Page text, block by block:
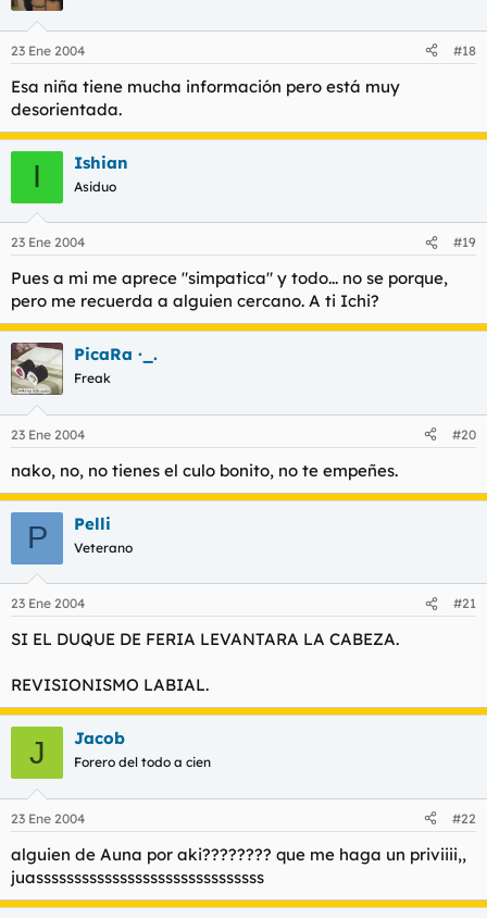
23 Ene 2004 #18
Esa niña tiene mucha información pero está muy
desorientada.
I Ishian
Asiduo
23 Ene 2004 #19
Pues a mi me aprece "simpatica" y todo... no se porque,
pero me recuerda a alguien cercano. A ti Ichi?
PicaRa ·_.
Freak
23 Ene 2004 #20
nako, no, no tienes el culo bonito, no te empeñes.
P Pelli
Veterano
23 Ene 2004 #21
SI EL DUQUE DE FERIA LEVANTARA LA CABEZA.
REVISIONISMO LABIAL.
J Jacob
Forero del todo a cien
23 Ene 2004 #22
alguien de Auna por aki???????? que me haga un priviiii,,
juassssssssssssssssssssssssssssss